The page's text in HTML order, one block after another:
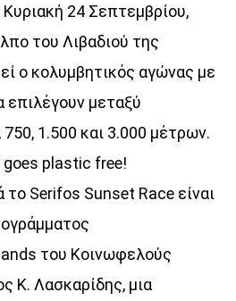
ξυπνάτε μαζί μου
24 Σεπτεμβρίου,
του Λιβαδιού της
ο κολυμβητικός αγώνας με
επιλέγουν μεταξύ
1.500 και 3.000 μέτρων.
plastic free!
το Serifos Sunset Race είναι
του Κοινωφελούς
Κ. Λασκαρίδης, μια